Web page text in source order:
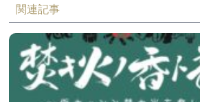
関連記事